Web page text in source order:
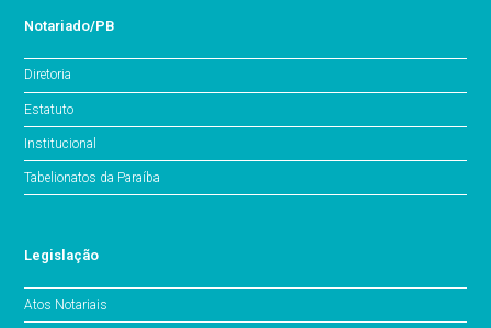
Notariado/PB
Diretoria
Estatuto
Institucional
Tabelionatos da Paraíba
Legislação
Atos Notariais